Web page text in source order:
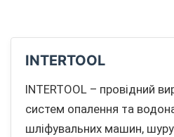
INTERTOOL
INTERTOOL – провідний
систем опалення та
шліфувальних машин,